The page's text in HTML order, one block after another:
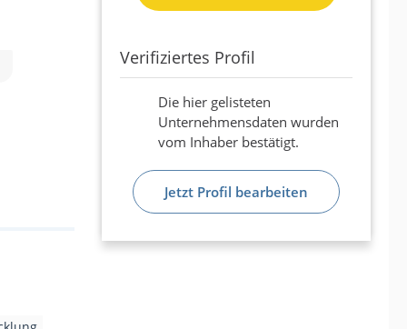
Verifiziertes Profil
Die hier gelisteten
Unternehmensdaten wurden
vom Inhaber bestätigt.
Jetzt Profil bearbeiten